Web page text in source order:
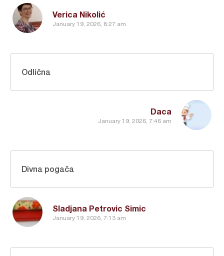
Verica Nikolić
January 19, 2026, 8:27 am
Daca
January 19, 2026, 7:46 am
Odlična
Sladjana Petrovic Simic
January 19, 2026, 7:13 am
Divna pogača